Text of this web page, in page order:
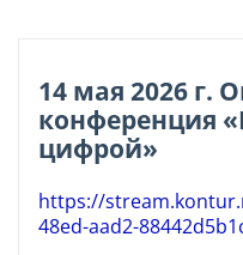
14 мая 2026 г.
конференция
цифрой»
https://
48ed-aad2-